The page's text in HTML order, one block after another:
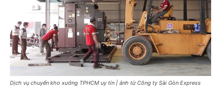
Dịch vụ chuyển kho xưởng TPHCM uy tín | ảnh từ Công ty Sài Gòn Express